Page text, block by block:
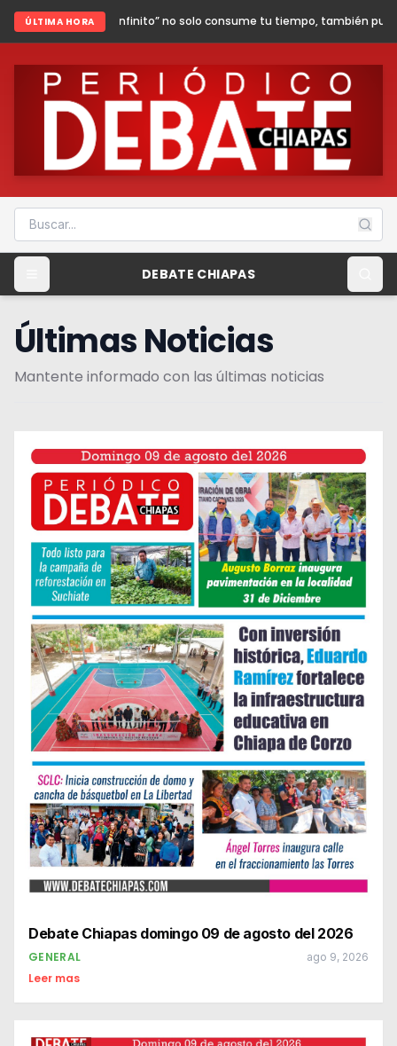
ÚLTIMA HORA
no solo consume tu tiempo, también puede poner en riesgo tu
DEBATE CHIAPAS
Últimas Noticias
Mantente informado con las últimas noticias
Debate Chiapas domingo 09 de agosto del 2026
GENERAL ago 9, 2026
Leer mas